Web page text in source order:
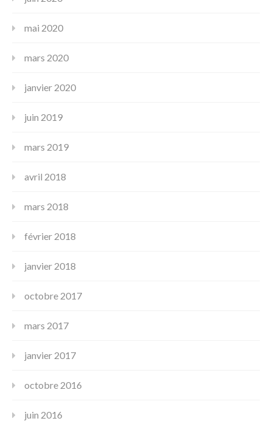
mai 2020
mars 2020
janvier 2020
juin 2019
mars 2019
avril 2018
mars 2018
février 2018
janvier 2018
octobre 2017
mars 2017
janvier 2017
octobre 2016
juin 2016